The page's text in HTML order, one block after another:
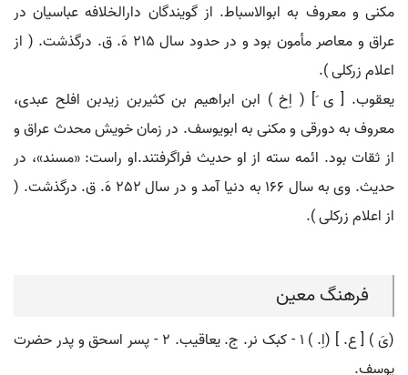
مکنی و معروف به ابوالاسباط. از گویندگان دارالخلافه عباسیان در
عراق و معاصر مأمون بود و در حدود سال 215 هَ. ق. درگذشت. ( از
اعلام زرکلی ).
یعقوب. [ ی َ] ( اِخ ) ابن ابراهیم بن کثیربن زیدبن افلح عبدی،
معروف به دورقی و مکنی به ابویوسف. در زمان خویش محدث عراق و
از ثقات بود. ائمه سته از او حدیث فراگرفتند.او راست: «مسند»، در
حدیث. وی به سال 166 به دنیا آمد و در سال 252 هَ. ق. درگذشت. (
از اعلام زرکلی ).
فرهنگ معین
(یَ ) [ ع. ] (اِ. ) ۱ - کبک نر. ج. یعاقیب. ۲ - پسر اسحق و پدر حضرت
یوسف.